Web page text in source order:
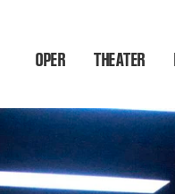
OPER THEATER